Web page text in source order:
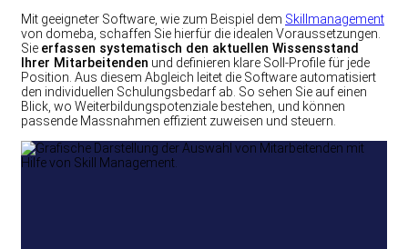
Mit geeigneter Software, wie zum Beispiel dem Skillmanagement
von domeba, schaffen Sie hierfür die idealen Voraussetzungen.
Sie erfassen systematisch den aktuellen Wissensstand
Ihrer Mitarbeitenden und definieren klare Soll-Profile für jede
Position. Aus diesem Abgleich leitet die Software automatisiert
den individuellen Schulungsbedarf ab. So sehen Sie auf einen
Blick, wo Weiterbildungspotenziale bestehen, und können
passende Massnahmen effizient zuweisen und steuern.